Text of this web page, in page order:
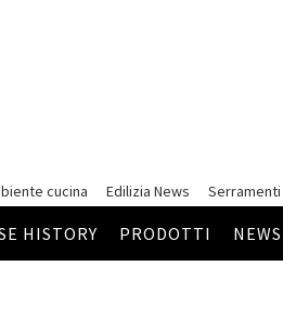
cucina Edilizia News Serramenti
HISTORY PRODOTTI NEWS